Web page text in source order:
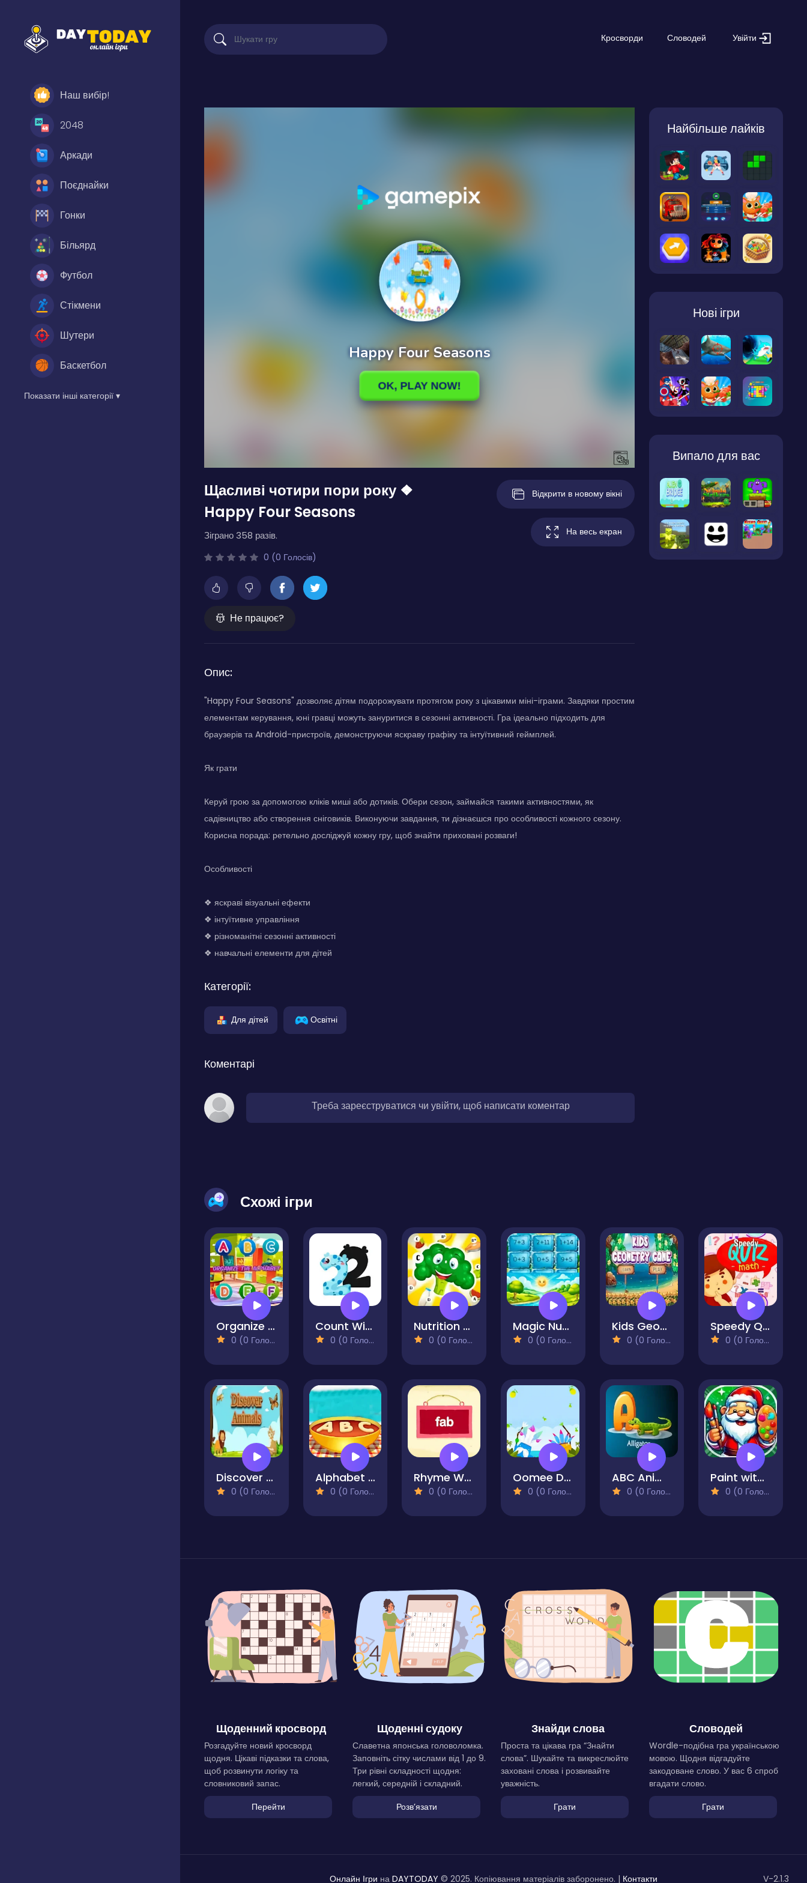
Наш вибір!
2048
Аркади
Поєднайки
Гонки
Більярд
Футбол
Стікмени
Шутери
Баскетбол
Показати інші категорії ▾
Кросворди Словодей Увійти
Щасливі чотири пори року ❖
Happy Four Seasons
Зіграно 358 разів.
0 (0 Голосів)
Не працює?
Відкрити в новому вікні
На весь екран
Опис:
"Happy Four Seasons" дозволяє дітям подорожувати протягом року з цікавими міні-іграми. Завдяки простим
елементам керування, юні гравці можуть зануритися в сезонні активності. Гра ідеально підходить для
браузерів та Android-пристроїв, демонструючи яскраву графіку та інтуїтивний геймплей.
Як грати
Керуй грою за допомогою кліків миші або дотиків. Обери сезон, займайся такими активностями, як
садівництво або створення сніговиків. Виконуючи завдання, ти дізнаєшся про особливості кожного сезону.
Корисна порада: ретельно досліджуй кожну гру, щоб знайти приховані розваги!
Особливості
❖ яскраві візуальні ефекти
❖ інтуїтивне управління
❖ різноманітні сезонні активності
❖ навчальні елементи для дітей
Категорії:
Для дітей Освітні
Коментарі
Треба зареєструватися чи увійти, щоб написати коментар
Найбільше лайків
Нові ігри
Випало для вас
Схожі ігри
Organize The Alphabet
0 (0 Голосів)
Count With Two
0 (0 Голосів)
Nutrition School
0 (0 Голосів)
Magic Numbers for Kids
0 (0 Голосів)
Kids Geometry Game
0 (0 Голосів)
Speedy Quiz Maths
0 (0 Голосів)
Discover Animals
0 (0 Голосів)
Alphabet Soup for Kids
0 (0 Голосів)
Rhyme Workout
0 (0 Голосів)
Oomee Dance
0 (0 Голосів)
ABC Animals Game
0 (0 Голосів)
Paint with Santa
0 (0 Голосів)
Щоденний кросворд
Розгадуйте новий кросворд
щодня. Цікаві підказки та слова,
щоб розвинути логіку та
словниковий запас.
Перейти
Щоденні судоку
Славетна японська головоломка.
Заповніть сітку числами від 1 до 9.
Три рівні складності щодня:
легкий, середній і складний.
Розвʼязати
Знайди слова
Проста та цікава гра “Знайти
слова”. Шукайте та викреслюйте
заховані слова і розвивайте
уважність.
Грати
Словодей
Wordle-подібна гра українською
мовою. Щодня відгадуйте
закодоване слово. У вас 6 спроб
вгадати слово.
Грати
Онлайн Ігри на DAYTODAY © 2025. Копіювання матеріалів заборонено. | Контакти V-2.1.3